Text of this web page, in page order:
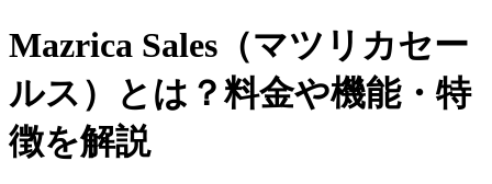
Mazrica Sales（マツリカセー
ルス）とは？料金や機能・特
徴を解説